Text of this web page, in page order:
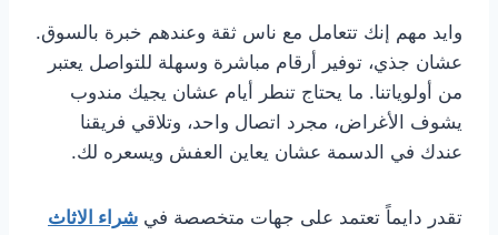
وايد مهم إنك تتعامل مع ناس ثقة وعندهم خبرة بالسوق.
عشان جذي، توفير أرقام مباشرة وسهلة للتواصل يعتبر
من أولوياتنا. ما يحتاج تنطر أيام عشان يجيك مندوب
يشوف الأغراض، مجرد اتصال واحد، وتلاقي فريقنا
عندك في الدسمة عشان يعاين العفش ويسعره لك.
تقدر دايماً تعتمد على جهات متخصصة في شراء الاثاث